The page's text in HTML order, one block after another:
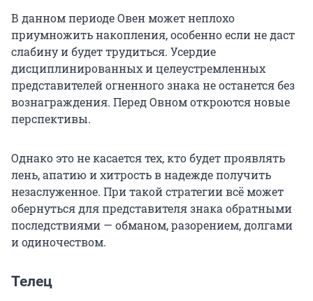
В данном периоде Овен может неплохо
приумножить накопления, особенно если не даст
слабину и будет трудиться. Усердие
дисциплинированных и целеустремленных
представителей огненного знака не останется без
вознаграждения. Перед Овном откроются новые
перспективы.
Однако это не касается тех, кто будет проявлять
лень, апатию и хитрость в надежде получить
незаслуженное. При такой стратегии всё может
обернуться для представителя знака обратными
последствиями — обманом, разорением, долгами
и одиночеством.
Телец